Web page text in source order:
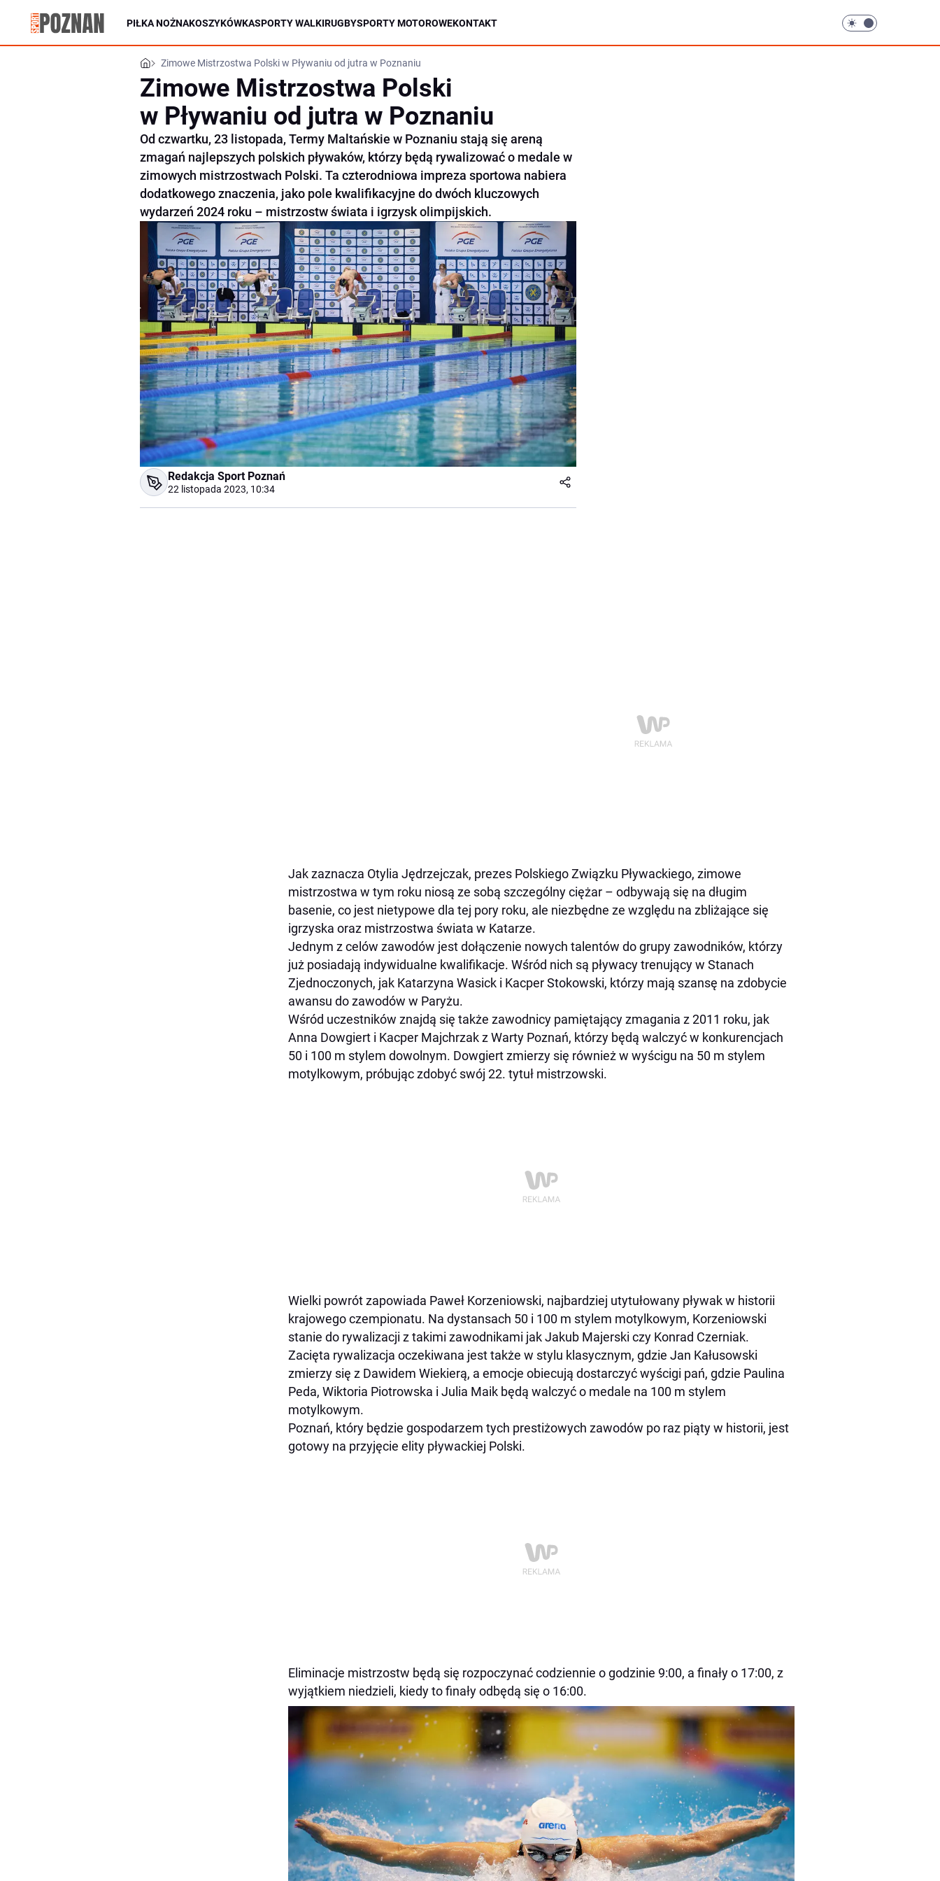
PIŁKA NOŻNAKOSZYKÓWKASPORTY WALKIRUGBYSPORTY MOTOROWEKONTAKT
Zimowe Mistrzostwa Polski w Pływaniu od jutra w Poznaniu
Zimowe Mistrzostwa Polski
w Pływaniu od jutra w Poznaniu
Od czwartku, 23 listopada, Termy Maltańskie w Poznaniu stają się areną
zmagań najlepszych polskich pływaków, którzy będą rywalizować o medale w
zimowych mistrzostwach Polski. Ta czterodniowa impreza sportowa nabiera
dodatkowego znaczenia, jako pole kwalifikacyjne do dwóch kluczowych
wydarzeń 2024 roku – mistrzostw świata i igrzysk olimpijskich.
Redakcja Sport Poznań
22 listopada 2023, 10:34
Jak zaznacza Otylia Jędrzejczak, prezes Polskiego Związku Pływackiego, zimowe
mistrzostwa w tym roku niosą ze sobą szczególny ciężar – odbywają się na długim
basenie, co jest nietypowe dla tej pory roku, ale niezbędne ze względu na zbliżające się
igrzyska oraz mistrzostwa świata w Katarze.
Jednym z celów zawodów jest dołączenie nowych talentów do grupy zawodników, którzy
już posiadają indywidualne kwalifikacje. Wśród nich są pływacy trenujący w Stanach
Zjednoczonych, jak Katarzyna Wasick i Kacper Stokowski, którzy mają szansę na zdobycie
awansu do zawodów w Paryżu.
Wśród uczestników znajdą się także zawodnicy pamiętający zmagania z 2011 roku, jak
Anna Dowgiert i Kacper Majchrzak z Warty Poznań, którzy będą walczyć w konkurencjach
50 i 100 m stylem dowolnym. Dowgiert zmierzy się również w wyścigu na 50 m stylem
motylkowym, próbując zdobyć swój 22. tytuł mistrzowski.
Wielki powrót zapowiada Paweł Korzeniowski, najbardziej utytułowany pływak w historii
krajowego czempionatu. Na dystansach 50 i 100 m stylem motylkowym, Korzeniowski
stanie do rywalizacji z takimi zawodnikami jak Jakub Majerski czy Konrad Czerniak.
Zacięta rywalizacja oczekiwana jest także w stylu klasycznym, gdzie Jan Kałusowski
zmierzy się z Dawidem Wiekierą, a emocje obiecują dostarczyć wyścigi pań, gdzie Paulina
Peda, Wiktoria Piotrowska i Julia Maik będą walczyć o medale na 100 m stylem
motylkowym.
Poznań, który będzie gospodarzem tych prestiżowych zawodów po raz piąty w historii, jest
gotowy na przyjęcie elity pływackiej Polski.
Eliminacje mistrzostw będą się rozpoczynać codziennie o godzinie 9:00, a finały o 17:00, z
wyjątkiem niedzieli, kiedy to finały odbędą się o 16:00.